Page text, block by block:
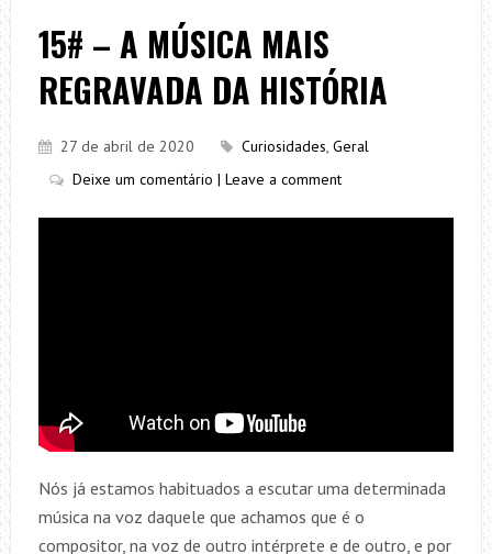
15# – A MÚSICA MAIS
REGRAVADA DA HISTÓRIA
27 de abril de 2020 Curiosidades, Geral
Deixe um comentário | Leave a comment
Nós já estamos habituados a escutar uma determinada
música na voz daquele que achamos que é o
compositor, na voz de outro intérprete e de outro, e por